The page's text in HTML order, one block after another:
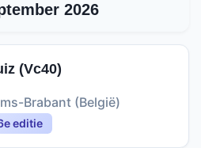
2026
(Vc40)
Brabant (België)
editie